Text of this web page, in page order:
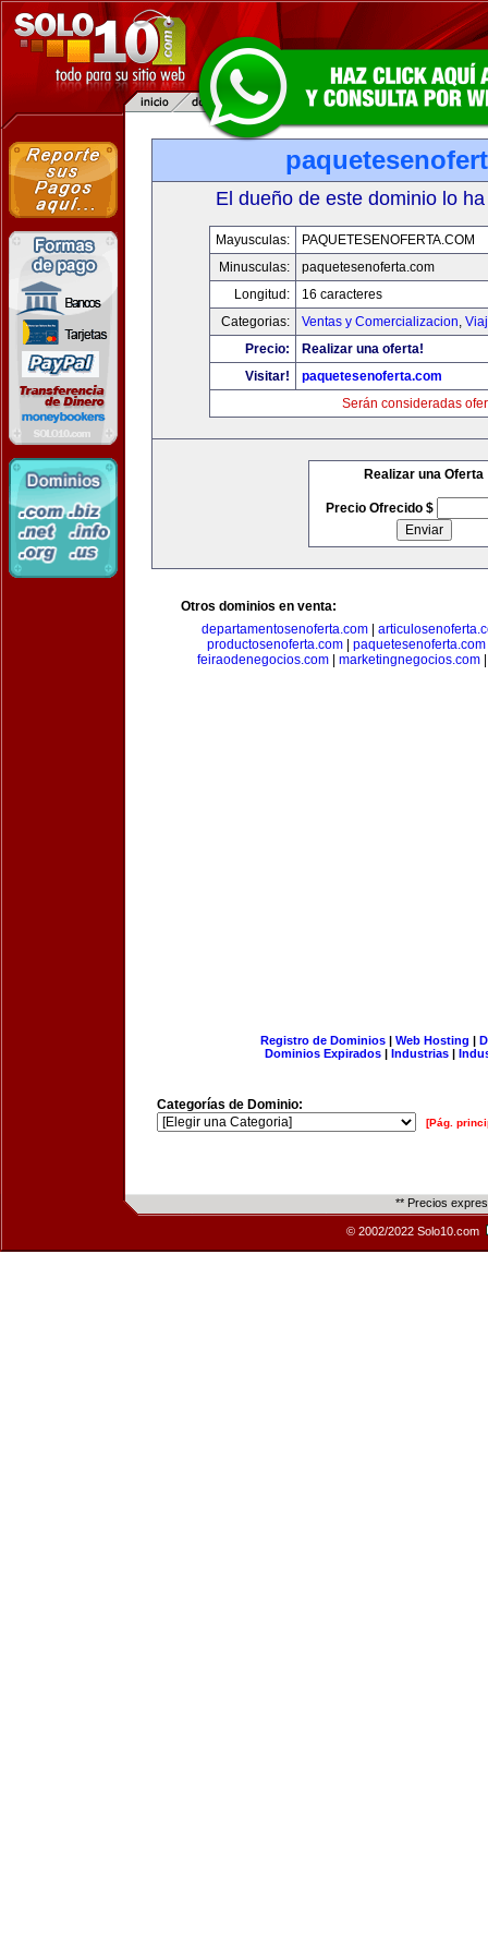
El dueño de este dominio lo
Mayusculas:
PAQUETESENOFERTA.COM
Minusculas:
paquetesenoferta.com
Longitud:
16 caracteres
Categorias:
Ventas y Comercializacion,
Precio:
Realizar una oferta!
Visitar!
paquetesenoferta.com
Serán consideradas
Realizar una Oferta
Precio Ofrecido $
Otros dominios en venta:
departamentosenoferta.com
productosenoferta.com| paquetesenoferta.com
feiraodenegocios.com
marketingnegocios.com
Registro de Dominios| Web Hosting |
Dominios Expirados | Industrias |
Categorías de Dominio:
[Pág.
** Precios
© 2002/2022 Solo10.com